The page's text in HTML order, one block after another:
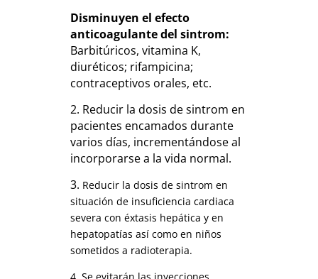
Disminuyen el efecto
anticoagulante del sintrom:
Barbitúricos, vitamina K,
diuréticos; rifampicina;
contraceptivos orales, etc.
2. Reducir la dosis de sintrom en
pacientes encamados durante
varios días, incrementándose al
incorporarse a la vida normal.
3. Reducir la dosis de sintrom en
situación de insuficiencia cardiaca
severa con éxtasis hepática y en
hepatopatías así como en niños
sometidos a radioterapia.